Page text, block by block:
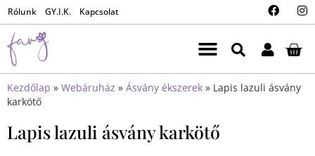
Rólunk GY.I.K. Kapcsolat
Kezdőlap » Webáruház » Ásvány ékszerek » Lapis lazuli ásvány
karkötő
Lapis lazuli ásvány karkötő